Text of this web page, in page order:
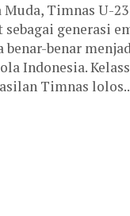
Muda, Timnas U-
sebagai generasi
benar-benar
Indonesia.
Timnas